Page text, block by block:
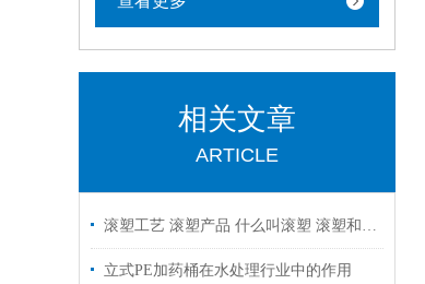
相关文章
ARTICLE
滚塑工艺 滚塑产品 什么叫滚塑 滚塑和吹塑的差别
立式PE加药桶在水处理行业中的作用